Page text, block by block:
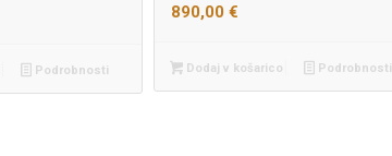
Podrobnosti
890,00€
Dodaj v košarico Podrobnosti